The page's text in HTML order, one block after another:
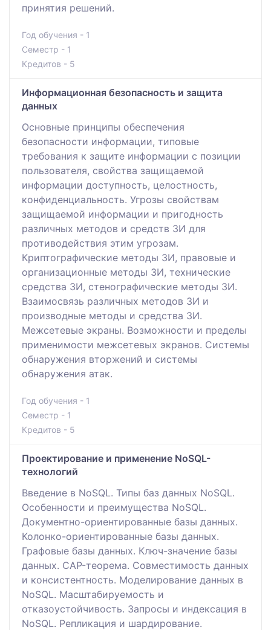
принятия решений.
Год обучения - 1
Семестр - 1
Кредитов - 5
Информационная безопасность и защита
данных
Основные принципы обеспечения
безопасности информации, типовые
требования к защите информации с позиции
пользователя, свойства защищаемой
информации доступность, целостность,
конфиденциальность. Угрозы свойствам
защищаемой информации и пригодность
различных методов и средств ЗИ для
противодействия этим угрозам.
Криптографические методы ЗИ, правовые и
организационные методы ЗИ, технические
средства ЗИ, стенографические методы ЗИ.
Взаимосвязь различных методов ЗИ и
производные методы и средства ЗИ.
Межсетевые экраны. Возможности и пределы
применимости межсетевых экранов. Системы
обнаружения вторжений и системы
обнаружения атак.
Год обучения - 1
Семестр - 1
Кредитов - 5
Проектирование и применение NoSQL-
технологий
Введение в NoSQL. Типы баз данных NoSQL.
Особенности и преимущества NoSQL.
Документно-ориентированные базы данных.
Колонко-ориентированные базы данных.
Графовые базы данных. Ключ-значение базы
данных. CAP-теорема. Совместимость данных
и консистентность. Моделирование данных в
NoSQL. Масштабируемость и
отказоустойчивость. Запросы и индексация в
NoSQL. Репликация и шардирование.